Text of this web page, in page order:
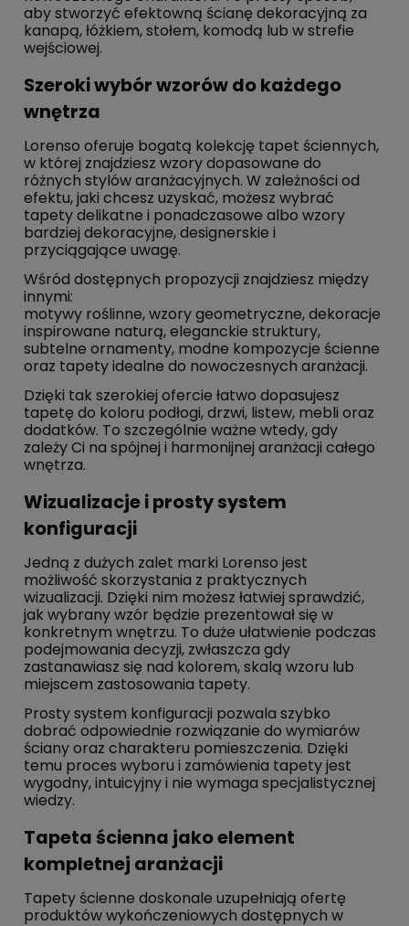
aby stworzyć efektowną ścianę dekoracyjną za
kanapą, łóżkiem, stołem, komodą lub w strefie
wejściowej.
Szeroki wybór wzorów do każdego
wnętrza
Lorenso oferuje bogatą kolekcję tapet ściennych,
w której znajdziesz wzory dopasowane do
różnych stylów aranżacyjnych. W zależności od
efektu, jaki chcesz uzyskać, możesz wybrać
tapety delikatne i ponadczasowe albo wzory
bardziej dekoracyjne, designerskie i
przyciągające uwagę.
Wśród dostępnych propozycji znajdziesz między
innymi:
motywy roślinne, wzory geometryczne, dekoracje
inspirowane naturą, eleganckie struktury,
subtelne ornamenty, modne kompozycje ścienne
oraz tapety idealne do nowoczesnych aranżacji.
Dzięki tak szerokiej ofercie łatwo dopasujesz
tapetę do koloru podłogi, drzwi, listew, mebli oraz
dodatków. To szczególnie ważne wtedy, gdy
zależy Ci na spójnej i harmonijnej aranżacji całego
wnętrza.
Wizualizacje i prosty system
konfiguracji
Jedną z dużych zalet marki Lorenso jest
możliwość skorzystania z praktycznych
wizualizacji. Dzięki nim możesz łatwiej sprawdzić,
jak wybrany wzór będzie prezentował się w
konkretnym wnętrzu. To duże ułatwienie podczas
podejmowania decyzji, zwłaszcza gdy
zastanawiasz się nad kolorem, skalą wzoru lub
miejscem zastosowania tapety.
Prosty system konfiguracji pozwala szybko
dobrać odpowiednie rozwiązanie do wymiarów
ściany oraz charakteru pomieszczenia. Dzięki
temu proces wyboru i zamówienia tapety jest
wygodny, intuicyjny i nie wymaga specjalistycznej
wiedzy.
Tapeta ścienna jako element
kompletnej aranżacji
Tapety ścienne doskonale uzupełniają ofertę
produktów wykończeniowych dostępnych w